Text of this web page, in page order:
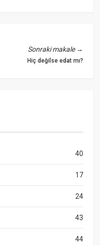
Sonraki makale→
Hiç değilse edat mı?
40
17
24
43
44